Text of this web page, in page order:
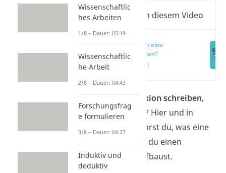
Wichtige Inhalte in diesem Video
Was ist eine
Reflexion?
(00:16)
Reflexion schreiben,
weißt aber nicht wie? Hier und in
unserem
erfährst du, was eine
Reflexion ist und wie du einen
Reflexionsbericht aufbaust.
Wissenschaftlic
hes Arbeiten
1/8 – Dauer: 05:19
Wissenschaftlic
he Arbeit
2/8 – Dauer: 04:43
Forschungsfrag
e formulieren
3/8 – Dauer: 04:27
Induktiv und
deduktiv